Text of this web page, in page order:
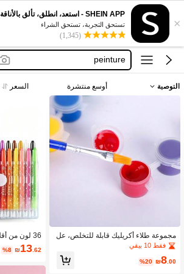
×
SHEIN APP - استعد، انطلق، تألق بالأناقة!
تستحق التجربة، تستحق الشراء
(1,345)
addidass
paint
peinture
tintas guache infantil
paint
التوصية أوسع منتشرة السعر
مجموعة طلاء أكريليك قابلة للتخلص، عل
ب طلاء صغيرة، مناسبة لدروس الفن للأ
ر، مشاريع المدرسة
فقط 10 بيقي
₪8.00
%20
36 لون من
ستيل زيتية
أقلام تلوين
ضى، مجموعة
₪13.62
%8